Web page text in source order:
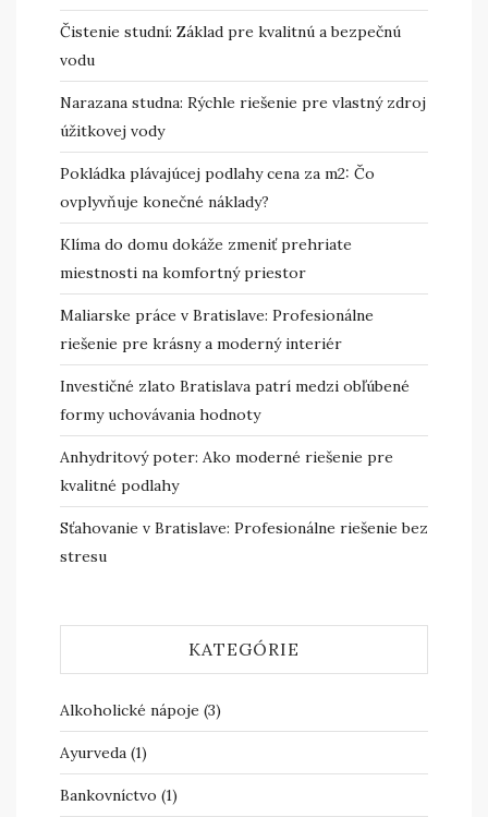
Čistenie studní: Základ pre kvalitnú a bezpečnú
vodu
Narazana studna: Rýchle riešenie pre vlastný zdroj
úžitkovej vody
Pokládka plávajúcej podlahy cena za m2: Čo
ovplyvňuje konečné náklady?
Klíma do domu dokáže zmeniť prehriate
miestnosti na komfortný priestor
Maliarske práce v Bratislave: Profesionálne
riešenie pre krásny a moderný interiér
Investičné zlato Bratislava patrí medzi obľúbené
formy uchovávania hodnoty
Anhydritový poter: Ako moderné riešenie pre
kvalitné podlahy
Sťahovanie v Bratislave: Profesionálne riešenie bez
stresu
KATEGÓRIE
Alkoholické nápoje (3)
Ayurveda (1)
Bankovníctvo (1)